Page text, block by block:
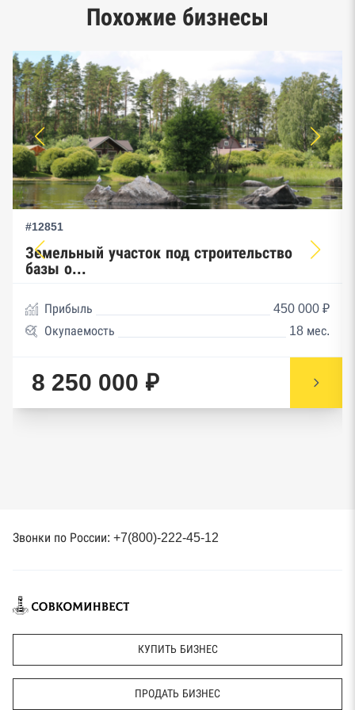
предпринимательства ФНС
Похожие бизнесы
#12851
Земельный участок под строительство
базы о...
Прибыль
450 000 ₽
Окупаемость
18 мес.
8 250 000 ₽
Звонки по России: +7(800)-222-45-12
КУПИТЬ БИЗНЕС
ПРОДАТЬ БИЗНЕС